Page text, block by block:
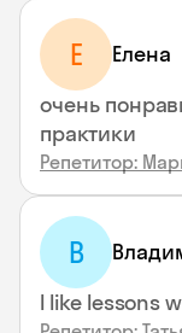
Е Елена
очень
практики
Репетитор:
В
I like lessons